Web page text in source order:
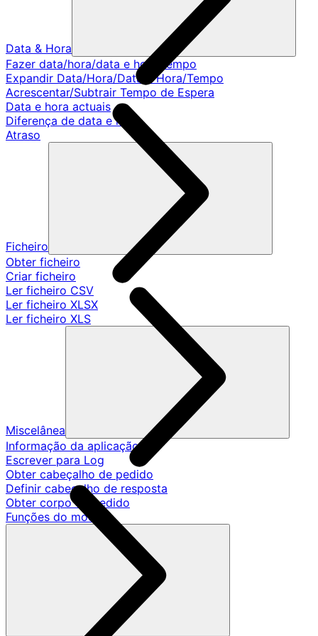
Data & Hora
Fazer data/hora/data e hora/tempo
Expandir Data/Hora/Data e Hora/Tempo
Acrescentar/Subtrair Tempo de Espera
Data e hora actuais
Diferença de data e hora
Atraso
Ficheiro
Obter ficheiro
Criar ficheiro
Ler ficheiro CSV
Ler ficheiro XLSX
Ler ficheiro XLS
Miscelânea
Informação da aplicação
Escrever para Log
Obter cabeçalho de pedido
Definir cabeçalho de resposta
Obter corpo de pedido
Funções do modelo